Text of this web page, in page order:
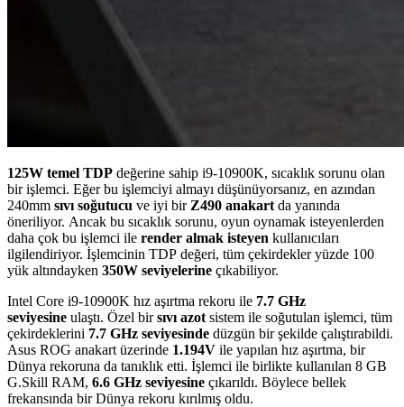
125W temel TDP değerine sahip i9-10900K, sıcaklık sorunu olan
bir işlemci. Eğer bu işlemciyi almayı düşünüyorsanız, en azından
240mm sıvı soğutucu ve iyi bir Z490 anakart da yanında
öneriliyor. Ancak bu sıcaklık sorunu, oyun oynamak isteyenlerden
daha çok bu işlemci ile render almak isteyen kullanıcıları
ilgilendiriyor. İşlemcinin TDP değeri, tüm çekirdekler yüzde 100
yük altındayken 350W seviyelerine çıkabiliyor.
Intel Core i9-10900K hız aşırtma rekoru ile 7.7 GHz
seviyesine ulaştı. Özel birsıvı azot sistem ile soğutulan işlemci, tüm
çekirdeklerini 7.7 GHz seviyesinde düzgün bir şekilde çalıştırabildi.
Asus ROG anakart üzerinde 1.194V ile yapılan hız aşırtma, bir
Dünya rekoruna da tanıklık etti. İşlemci ile birlikte kullanılan 8 GB
G.Skill RAM, 6.6 GHz seviyesine çıkarıldı. Böylece bellek
frekansında bir Dünya rekoru kırılmış oldu.